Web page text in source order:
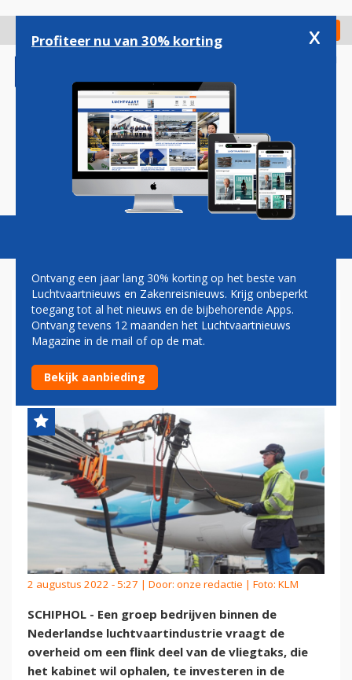
gaan
Check in
Magazine Podcasts Vacatures
SECTOR VRAAGT KABINET OM
VLIEGTAKS TE INVESTEREN
IN DUURZAME LUCHTVAART
2 augustus 2022 - 5:27 | Door: onze redactie | Foto: KLM
SCHIPHOL - Een groep bedrijven binnen de
Nederlandse luchtvaartindustrie vraagt de
overheid om een flink deel van de vliegtaks, die
het kabinet wil ophalen, te investeren in de
Profiteer nu van 30% korting x
Ontvang een jaar lang 30% korting op het beste van
Luchtvaartnieuws en Zakenreisnieuws. Krijg onbeperkt
toegang tot al het nieuws en de bijbehorende Apps.
Ontvang tevens 12 maanden het Luchtvaartnieuws
Magazine in de mail of op de mat.
Bekijk aanbieding